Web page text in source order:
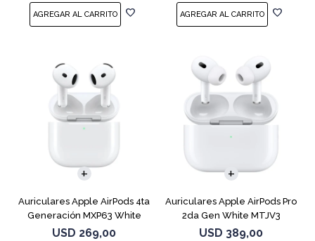
Auriculares Apple AirPods 4ta
Generación MXP63 White
USD 269,00
Auriculares Apple AirPods Pro
2da Gen White MTJV3
Magsafe
USD 389,00